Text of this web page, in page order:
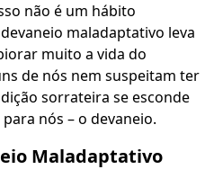
não é um hábito
maladaptativo leva
muito a vida do
de nós nem suspeitam ter
sorrateira se esconde
nós – o devaneio.
Maladaptativo